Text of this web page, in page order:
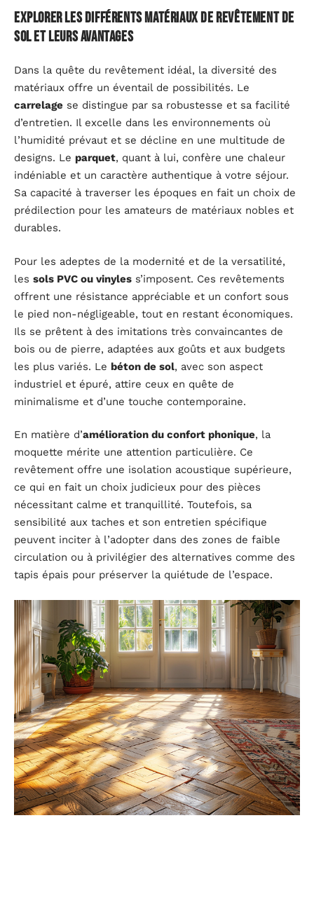
Explorer les différents matériaux de revêtement de
sol et leurs avantages
Dans la quête du revêtement idéal, la diversité des
matériaux offre un éventail de possibilités. Le
carrelage se distingue par sa robustesse et sa facilité
d’entretien. Il excelle dans les environnements où
l’humidité prévaut et se décline en une multitude de
designs. Le parquet, quant à lui, confère une chaleur
indéniable et un caractère authentique à votre séjour.
Sa capacité à traverser les époques en fait un choix de
prédilection pour les amateurs de matériaux nobles et
durables.
Pour les adeptes de la modernité et de la versatilité,
les sols PVC ou vinyles s’imposent. Ces revêtements
offrent une résistance appréciable et un confort sous
le pied non-négligeable, tout en restant économiques.
Ils se prêtent à des imitations très convaincantes de
bois ou de pierre, adaptées aux goûts et aux budgets
les plus variés. Le béton de sol, avec son aspect
industriel et épuré, attire ceux en quête de
minimalisme et d’une touche contemporaine.
En matière d’amélioration du confort phonique, la
moquette mérite une attention particulière. Ce
revêtement offre une isolation acoustique supérieure,
ce qui en fait un choix judicieux pour des pièces
nécessitant calme et tranquillité. Toutefois, sa
sensibilité aux taches et son entretien spécifique
peuvent inciter à l’adopter dans des zones de faible
circulation ou à privilégier des alternatives comme des
tapis épais pour préserver la quiétude de l’espace.